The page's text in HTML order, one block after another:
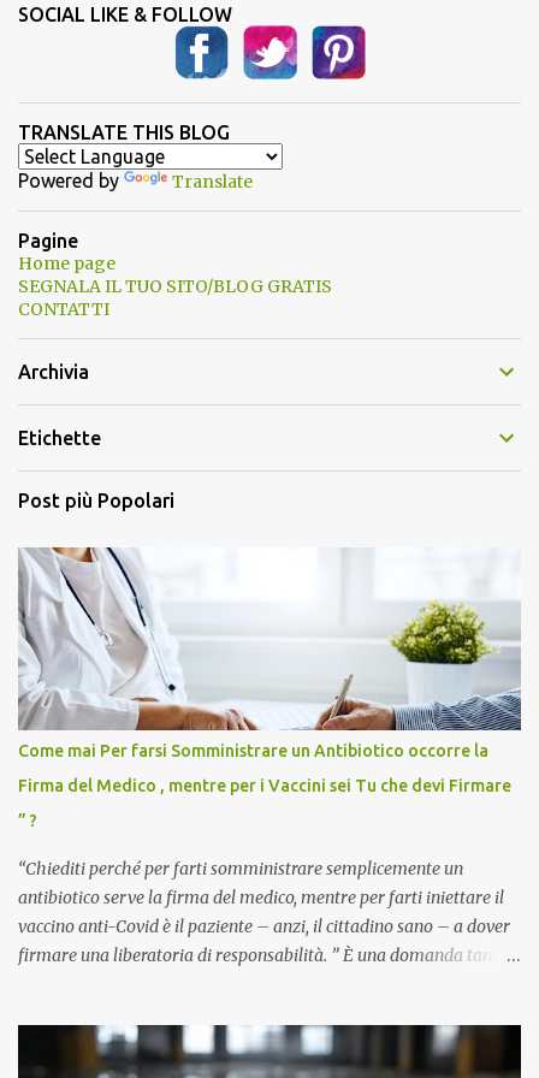
SOCIAL LIKE & FOLLOW
TRANSLATE THIS BLOG
Powered by Translate
Pagine
Home page
SEGNALA IL TUO SITO/BLOG GRATIS
CONTATTI
Archivia
Etichette
Post più Popolari
Come mai Per farsi Somministrare un Antibiotico occorre la
Firma del Medico , mentre per i Vaccini sei Tu che devi Firmare
” ?
“Chiediti perché per farti somministrare semplicemente un
antibiotico serve la firma del medico, mentre per farti iniettare il
vaccino anti-Covid è il paziente – anzi, il cittadino sano – a dover
firmare una liberatoria di responsabilità. ” È una domanda tanto
pandemia. Un interrogativo che dovrebbe scuotere chiunque abbia
ancora il coraggio di pensare con la propria testa. Per il vaccino